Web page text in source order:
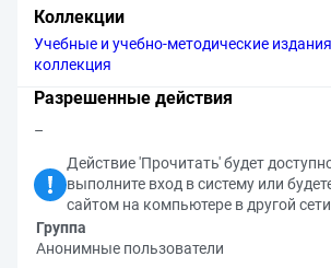
Коллекции
Учебные и учебно-методические издания
коллекция
Разрешенные действия
–
Действие 'Прочитать' будет
выполните вход в систему или
сайтом на компьютере в другой сети
Группа
Анонимные пользователи